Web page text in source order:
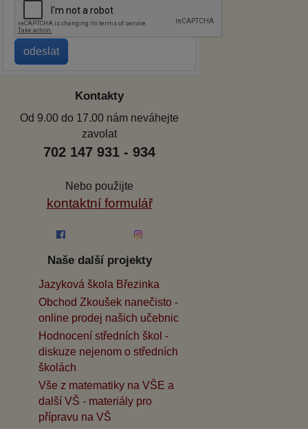
Kontakty
Od 9.00 do 17.00 nám neváhejte
zavolat
702 147 931 - 934
Nebo použijte
kontaktní formulář
Naše další projekty
Jazyková škola Březinka
Obchod Zkoušek nanečisto -
online prodej našich učebnic
Hodnocení středních škol -
diskuze nejenom o středních
školách
Vše z matematiky na VŠE a
další VŠ - materiály pro
přípravu na VŠ